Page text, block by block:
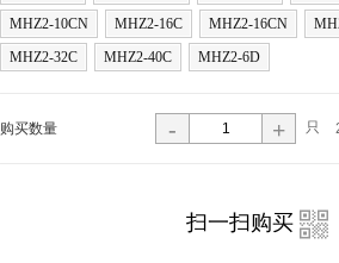
MHZ2-10CN
MHZ2-16C MHZ2-16CN
MHZ2-32C
MHZ2-40C MHZ2-6D
购买数量 - + 只
扫一扫购买 i